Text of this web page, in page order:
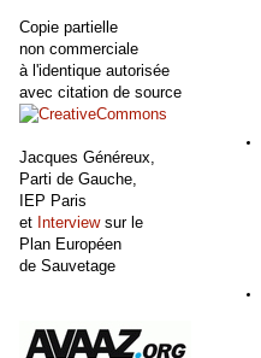
Copie partielle
non commerciale
à l'identique autorisée
avec citation de source
Jacques Généreux,
Parti de Gauche,
IEP Paris
et Interviewsur le
Plan Européen
de Sauvetage